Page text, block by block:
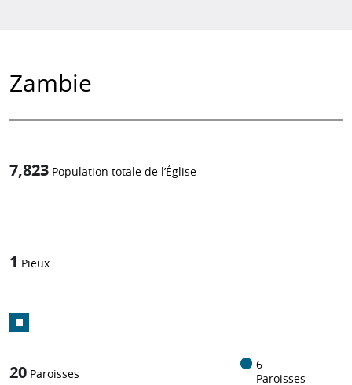
Zambie
7,823 Population totale de l’Église
1 Pieux
20 Paroisses
6
Paroisses